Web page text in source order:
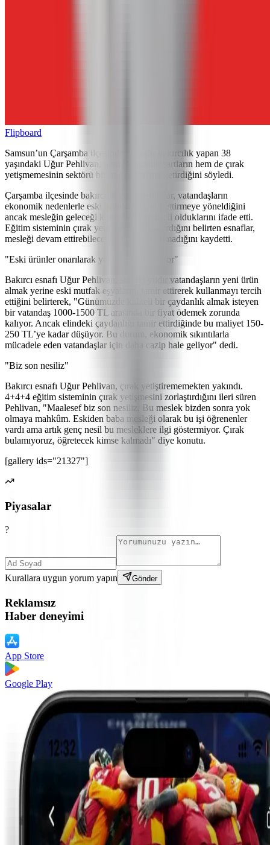
Flipboard
Samsun’un Çarşamba ilçesinde yıllardır bakırcılık yapan 38
yaşındaki Uğur Pehlivan, hem ekonomik şartların hem de çırak
yetişmemesinin sektörü bitirme noktasına getirdiğini söyledi.
Çarşamba ilçesinde bakırcılık yapan esnaflar, vatandaşların
ekonomik nedenlerle eski ürünlerini tamir ettirmeye yöneldiğini
ancak mesleğin geleceği konusunda endişeli olduklarını ifade etti.
Eğitim sisteminin çırak yetişmesini zorlaştırdığını belirten esnaflar,
mesleği devam ettirebilecek genç neslin olmadığını kaydetti.
"Eski ürünler onarılarak yeniden kullanılıyor"
Bakırcı esnafı Uğur Pehlivan, son iki yıldır vatandaşların yeni ürün
almak yerine eski mutfak eşyalarını tamir ettirerek kullanmayı tercih
ettiğini belirterek, "Günümüzde kaliteli bir çaydanlık almak isteyen
bir vatandaş 1000-1500 TL arasında bir fiyat ödemek zorunda
kalıyor. Ancak elindeki çaydanlığı tamir ettirdiğinde bu maliyet 150-
250 TL’ye kadar düşüyor. Bu durum, ekonomik sıkıntılarla
mücadele eden vatandaşlar için daha cazip hale geliyor" dedi.
"Biz son nesiliz"
Bakırcı esnafı Uğur Pehlivan, çırak yetiştirememekten yakındı.
4+4+4 eğitim sisteminin çırak yetişmesini zorlaştırdığını ileri süren
Pehlivan, "Maalesef biz son nesiliz. Bu meslek bizden sonra yok
olmaya mahkûm. Eskiden baba mesleği olarak bu işi öğrenenler
vardı ama artık genç nesil bu mesleklere ilgi göstermiyor. Çırak
bulamıyoruz, öğretecek kimse kalmadı" diye konutu.
[gallery ids="21327"]
Piyasalar
?
Kurallara uygun yorum yapın Gönder
Reklamsız
Haber deneyimi
App Store
Google Play